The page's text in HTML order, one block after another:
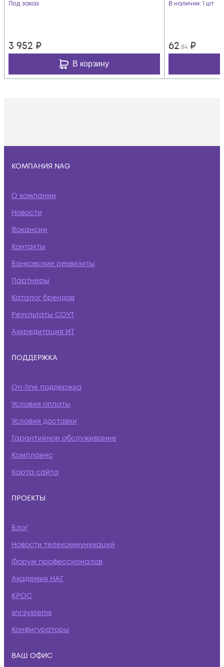
Под заказ
3 952 ₽
В корзину
В наличии: 1 шт
62,84 ₽
КОМПАНИЯ NAG
О компании
Новости
Вакансии
Контакты
Банковские реквизиты
Партнеры
Каталог брендов
Результаты СОУТ
Аккредитация ИТ
ПОДДЕРЖКА
On-line поддержка
Условия оплаты
Условия доставки
Гарантийное обслуживание
Комплаенс
Карта сайта
ПРОЕКТЫ
Блог
Новости телекоммуникаций
Форум профессионалов
Академия НАГ
КРОС
snr.systems
Конфигураторы
ВАШ ОФИС